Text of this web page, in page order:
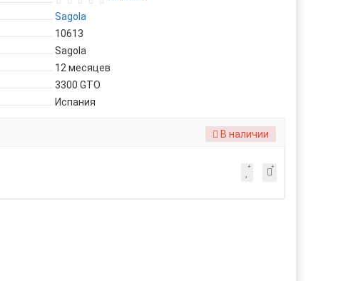
Sagola
10613
Sagola
12 месяцев
3300 GTO
Испания
В наличии